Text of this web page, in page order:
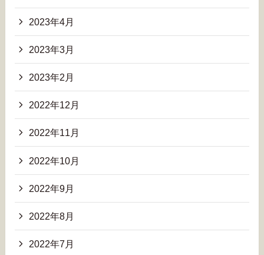
2023年4月
2023年3月
2023年2月
2022年12月
2022年11月
2022年10月
2022年9月
2022年8月
2022年7月